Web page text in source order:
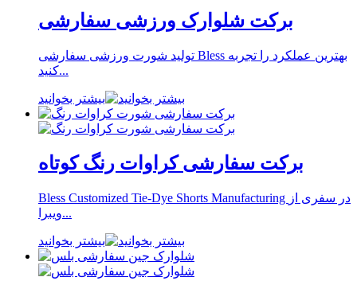
برکت شلوارک ورزشی سفارشی
تولید شورت ورزشی سفارشی Bless بهترین عملکرد را تجربه
کنید...
بیشتر بخوانید
برکت سفارشی کراوات رنگ کوتاه
Bless Customized Tie-Dye Shorts Manufacturing در سفری از
ویبرا...
بیشتر بخوانید